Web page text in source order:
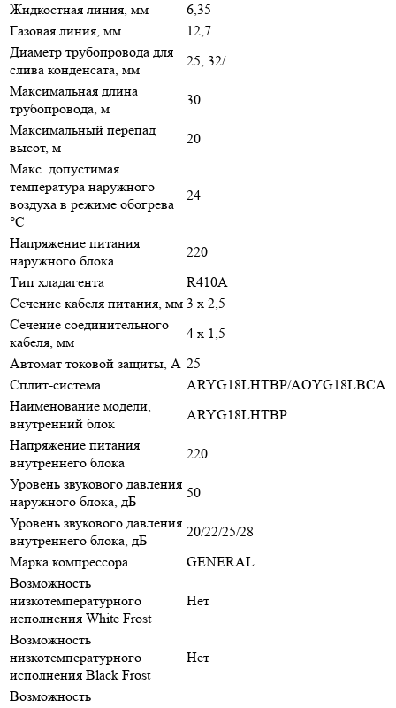
Жидкостная линия, мм
6,35
Газовая линия, мм
12,7
Диаметр трубопровода для
слива конденсата, мм
25, 32/
Максимальная длина
трубопровода, м
30
Максимальный перепад
высот, м
20
Макс. допустимая
температура наружного
воздуха в режиме обогрева
°С
24
Напряжение питания
наружного блока
220
Тип хладагента
R410A
Сечение кабеля питания, мм 3 х 2,5
Сечение соединительного
кабеля, мм
4 х 1,5
Автомат токовой защиты, A 25
Сплит-система
ARYG18LHTBP/AOYG18LBCA
Наименование модели,
внутренний блок
ARYG18LHTBP
Напряжение питания
внутреннего блока
220
Уровень звукового давления
наружного блока, дБ
50
Уровень звукового давления
внутреннего блока, дБ
20/22/25/28
Марка компрессора
GENERAL
Возможность
низкотемпературного
исполнения White Frost
Нет
Возможность
низкотемпературного
исполнения Black Frost
Нет
Возможность